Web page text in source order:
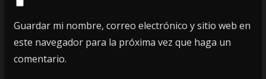
Guardar mi nombre, correo electrónico y sitio web en
este navegador para la próxima vez que haga un
comentario.